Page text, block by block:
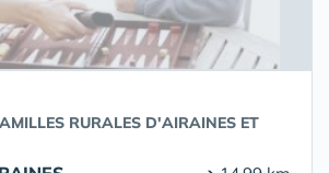
RURALES D'AIRAINES ET